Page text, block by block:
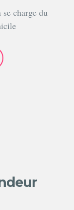
charge du